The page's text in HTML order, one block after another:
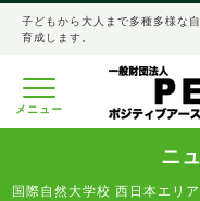
子どもから大人まで多種多様な
育成します。
メニュー
ニ
国際自然大学校 西日本エリ